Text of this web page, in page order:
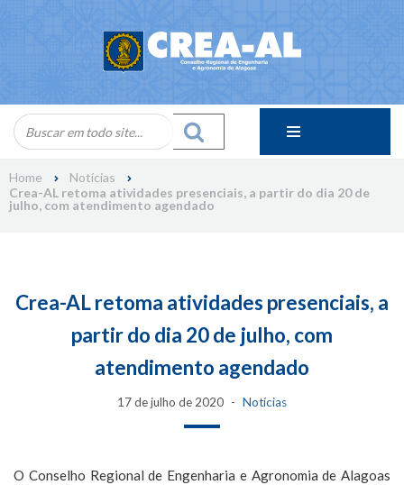
Home
Notícias
Crea-AL retoma atividades presenciais, a partir do dia 20 de
julho, com atendimento agendado
Crea-AL retoma atividades presenciais, a
partir do dia 20 de julho, com
atendimento agendado
17 de julho de 2020 Notícias
O Conselho Regional de Engenharia e Agronomia de Alagoas